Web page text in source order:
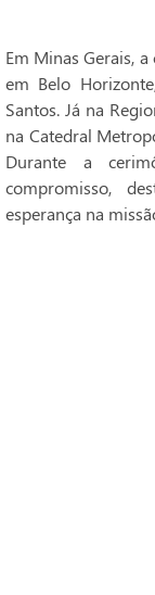
Em Minas Gerais,
em Belo
Santos. Já na
na Catedral
Durante a
compromisso,
esperança na